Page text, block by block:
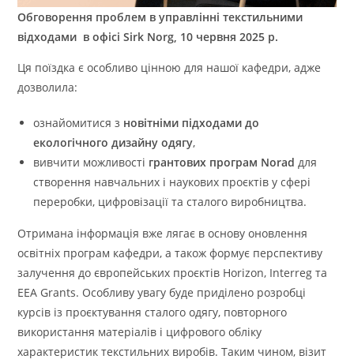
Обговорення проблем в управлінні текстильними
відходами в офісі Sirk Norg, 10 червня 2025 р.
Ця поїздка є особливо цінною для нашої кафедри, адже
дозволила:
ознайомитися з новітніми підходами до
екологічного дизайну одягу,
вивчити можливості грантових програм Norad для
створення навчальних і наукових проєктів у сфері
переробки, цифровізації та сталого виробництва.
Отримана інформація вже лягає в основу оновлення
освітніх програм кафедри, а також формує перспективу
залучення до європейських проєктів Horizon, Interreg та
EEA Grants. Особливу увагу буде приділено розробці
курсів із проєктування сталого одягу, повторного
використання матеріалів і цифрового обліку
характеристик текстильних виробів. Таким чином, візит